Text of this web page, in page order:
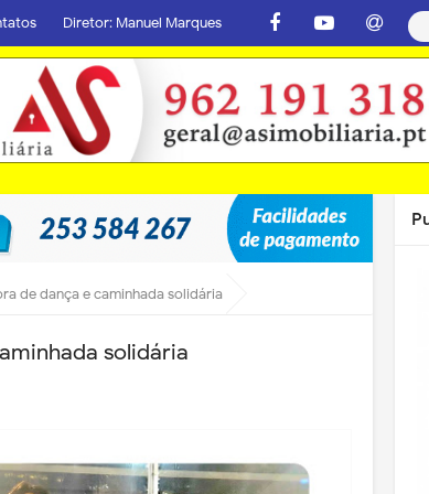
Diretor: Manuel Marques
de dança e caminhada solidária
solidária